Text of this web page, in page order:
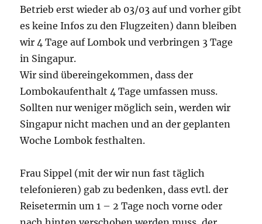
Betrieb erst wieder ab 03/03 auf und vorher gibt
es keine Infos zu den Flugzeiten) dann bleiben
wir 4 Tage auf Lombok und verbringen 3 Tage
in Singapur.
Wir sind übereingekommen, dass der
Lombokaufenthalt 4 Tage umfassen muss.
Sollten nur weniger möglich sein, werden wir
Singapur nicht machen und an der geplanten
Woche Lombok festhalten.
Frau Sippel (mit der wir nun fast täglich
telefonieren) gab zu bedenken, dass evtl. der
Reisetermin um 1 – 2 Tage noch vorne oder